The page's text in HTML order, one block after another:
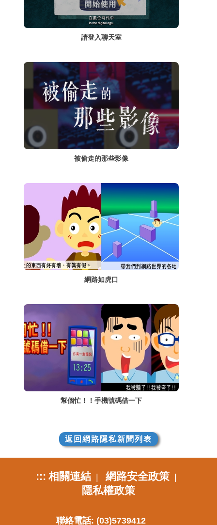
請登入聊天室
被偷走的那些影像
網路如虎口
幫個忙！！手機號碼借一下
返回網路隱私新聞列表
::: 相關連結| 網路安全政策|
隱私權政策
聯絡電話: (03)5739412